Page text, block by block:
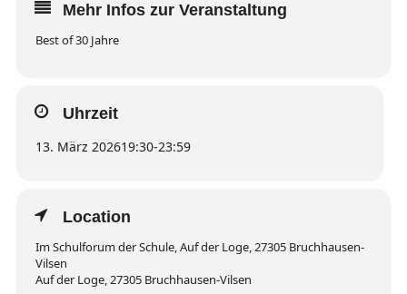
Mehr Infos zur Veranstaltung
Best of 30 Jahre
Uhrzeit
13. März 202619:30-23:59
Location
Im Schulforum der Schule, Auf der Loge, 27305 Bruchhausen-
Vilsen
Auf der Loge, 27305 Bruchhausen-Vilsen